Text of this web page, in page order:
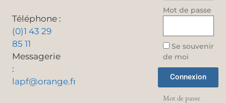
Téléphone :
(0)1 43 29
85 11
Messagerie
:
lapf@orange.fr
Mot de passe
Se souvenir
de moi
Connexion
Mot de passe